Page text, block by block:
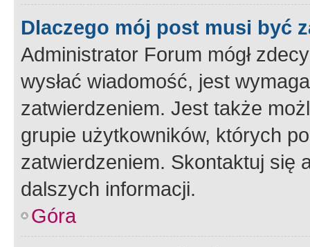
Dlaczego mój post musi być
Administrator Forum mógł
wysłać wiadomość, jest
zatwierdzeniem. Jest także
grupie użytkowników, których
zatwierdzeniem. Skontaktuj się
dalszych informacji.
Góra